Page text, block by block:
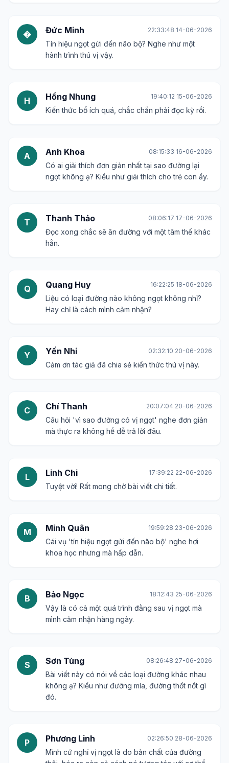
� Đức Minh 22:33:48 14-06-2026
Tín hiệu ngọt gửi đến não bộ? Nghe như một
hành trình thú vị vậy.
H Hồng Nhung 19:40:12 15-06-2026
Kiến thức bổ ích quá, chắc chắn phải đọc kỹ rồi.
A Anh Khoa 08:15:33 16-06-2026
Có ai giải thích đơn giản nhất tại sao đường lại
ngọt không ạ? Kiểu như giải thích cho trẻ con ấy.
T Thanh Thảo 08:06:17 17-06-2026
Đọc xong chắc sẽ ăn đường với một tâm thế khác
hẳn.
Q Quang Huy 16:22:25 18-06-2026
Liệu có loại đường nào không ngọt không nhỉ?
Hay chỉ là cách mình cảm nhận?
Y Yến Nhi 02:32:10 20-06-2026
Cảm ơn tác giả đã chia sẻ kiến thức thú vị này.
C Chí Thanh 20:07:04 20-06-2026
Câu hỏi 'vì sao đường có vị ngọt' nghe đơn giản
mà thực ra không hề dễ trả lời đâu.
L Linh Chi 17:39:22 22-06-2026
Tuyệt vời! Rất mong chờ bài viết chi tiết.
M Minh Quân 19:59:28 23-06-2026
Cái vụ 'tín hiệu ngọt gửi đến não bộ' nghe hơi
khoa học nhưng mà hấp dẫn.
B Bảo Ngọc 18:12:43 25-06-2026
Vậy là có cả một quá trình đằng sau vị ngọt mà
mình cảm nhận hàng ngày.
S Sơn Tùng 08:26:48 27-06-2026
Bài viết này có nói về các loại đường khác nhau
không ạ? Kiểu như đường mía, đường thốt nốt gì
đó.
P Phương Linh 02:26:50 28-06-2026
Mình cứ nghĩ vị ngọt là do bản chất của đường